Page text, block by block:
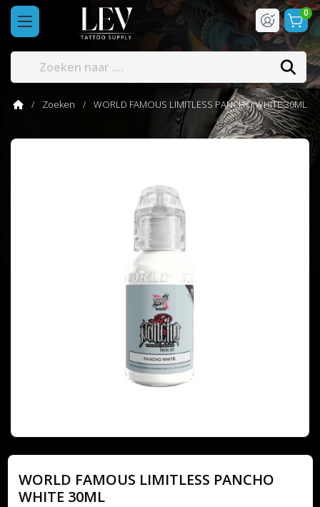
0
Zoeken WORLD FAMOUS LIMITLESS PANCHO WHITE 30ML
WORLD FAMOUS LIMITLESS PANCHO
WHITE 30ML